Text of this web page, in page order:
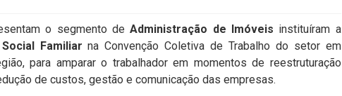
o segmento deAdministração de Imóveis instituíram a
Familiar na Convenção Coletiva de Trabalho do setor em
para amparar o trabalhador em momentos de reestruturação
de custos, gestão e comunicação das empresas.